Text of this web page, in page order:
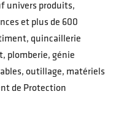
univers produits,
et plus de 600
quincaillerie
plomberie, génie
outillage, matériels
de Protection